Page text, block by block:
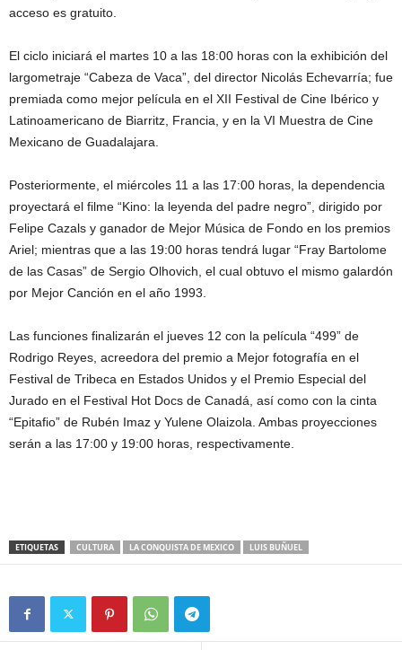
acceso es gratuito.
El ciclo iniciará el martes 10 a las 18:00 horas con la exhibición del
largometraje “Cabeza de Vaca”, del director Nicolás Echevarría; fue
premiada como mejor película en el XII Festival de Cine Ibérico y
Latinoamericano de Biarritz, Francia, y en la VI Muestra de Cine
Mexicano de Guadalajara.
Posteriormente, el miércoles 11 a las 17:00 horas, la dependencia
proyectará el filme “Kino: la leyenda del padre negro”, dirigido por
Felipe Cazals y ganador de Mejor Música de Fondo en los premios
Ariel; mientras que a las 19:00 horas tendrá lugar “Fray Bartolome
de las Casas” de Sergio Olhovich, el cual obtuvo el mismo galardón
por Mejor Canción en el año 1993.
Las funciones finalizarán el jueves 12 con la película “499” de
Rodrigo Reyes, acreedora del premio a Mejor fotografía en el
Festival de Tribeca en Estados Unidos y el Premio Especial del
Jurado en el Festival Hot Docs de Canadá, así como con la cinta
“Epitafio” de Rubén Imaz y Yulene Olaizola. Ambas proyecciones
serán a las 17:00 y 19:00 horas, respectivamente.
ETIQUETAS CULTURA LA CONQUISTA DE MEXICO LUIS BUÑUEL